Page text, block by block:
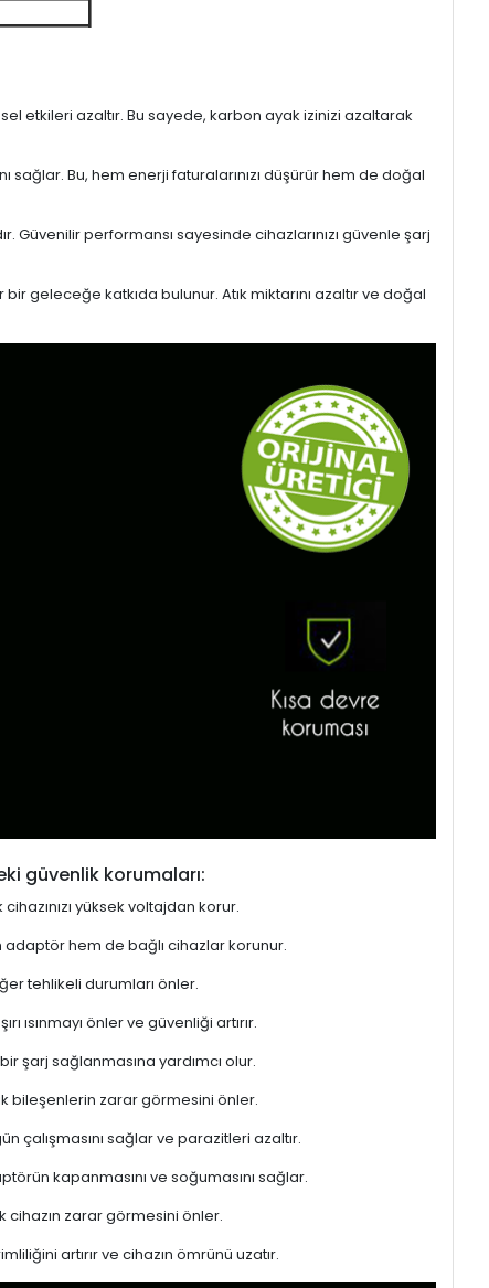
etkileri azaltır. Bu sayede, karbon ayak izinizi azaltarak
sağlar. Bu, hem enerji faturalarınızı düşürür hem de doğal
Güvenilir performansı sayesinde cihazlarınızı güvenle şarj
geleceğe katkıda bulunur. Atık miktarını azaltır ve doğal
güvenlik korumaları:
yüksek voltajdan korur.
adaptör hem de bağlı cihazlar korunur.
tehlikeli durumları önler.
ısınmayı önler ve güvenliği artırır.
şarj sağlanmasına yardımcı olur.
bileşenlerin zarar görmesini önler.
çalışmasını sağlar ve parazitleri azaltır.
kapanmasını ve soğumasını sağlar.
zarar görmesini önler.
artırır ve cihazın ömrünü uzatır.